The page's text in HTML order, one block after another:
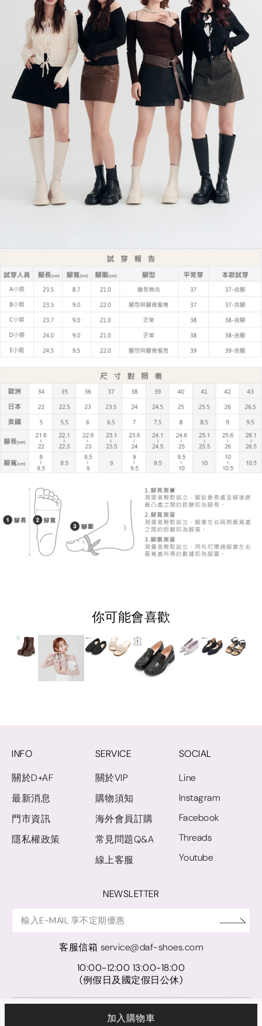
加入購物車
你可能會喜歡
INFO
關於D+AF
最新消息
門市資訊
隱私權政策
SERVICE
關於VIP
購物須知
海外會員訂購
常見問題Q&A
線上客服
SOCIAL
Line
Instagram
Facebook
Threads
Youtube
NEWSLETTER
客服信箱 service@daf-shoes.com
10:00-12:00 13:00-18:00
(例假日及國定假日公休)
© D+AF. 2024 晨希時尚股份有限公司｜統一編號 27921248